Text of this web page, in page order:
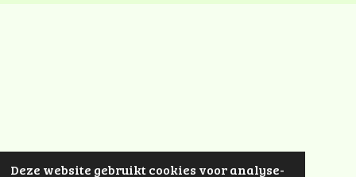
Deze website gebruikt cookies voor analyse-